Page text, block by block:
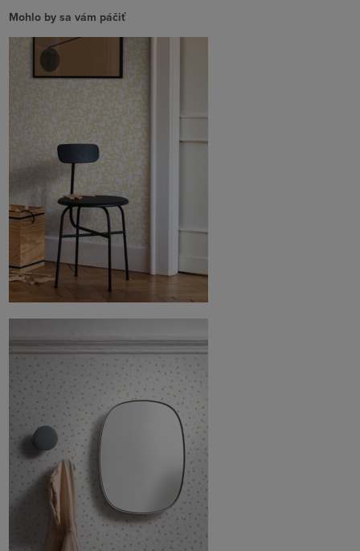
Mohlo by sa vám páčiť